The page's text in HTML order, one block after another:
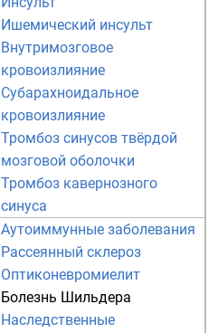
Ишемический инсульт
Внутримозговое
кровоизлияние
Субарахноидальное
кровоизлияние
Тромбоз синусов твёрдой
мозговой оболочки
Тромбоз кавернозного
синуса
Аутоиммунные заболевания
Рассеянный склероз
Оптиконевромиелит
Болезнь Шильдера
Наследственные